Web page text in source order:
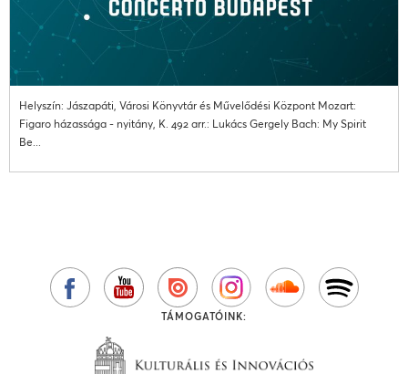
Helyszín: Jászapáti, Városi Könyvtár és Művelődési Központ Mozart:
Figaro házassága - nyitány, K. 492 arr.: Lukács Gergely Bach: My Spirit
Be...
TÁMOGATÓINK: